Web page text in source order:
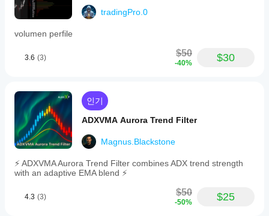
tradingPro.0
volumen perfile
3.6 (3) $50
-40% $30
인기
ADXVMA Aurora Trend Filter
Magnus.Blackstone
⚡ ADXVMA Aurora Trend Filter combines ADX trend strength
with an adaptive EMA blend ⚡
4.3 (3) $50
-50% $25